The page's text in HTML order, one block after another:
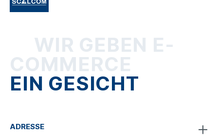
WIR GEBEN E-
COMMERCE
EIN GESICHT
ADRESSE